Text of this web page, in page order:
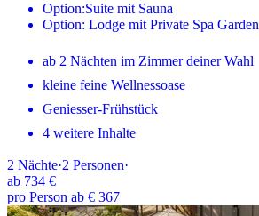
Option:Suite mit Sauna
Option: Lodge mit Private Spa Garden
ab 2 Nächten im Zimmer deiner Wahl
kleine feine Wellnessoase
Geniesser-Frühstück
4 weitere Inhalte
2 Nächte·2 Personen·
ab 734 €
pro Person ab € 367